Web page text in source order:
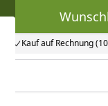
Kauf auf Rechnung